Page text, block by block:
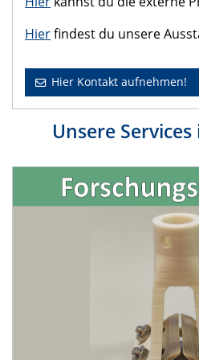
Hierfindest du unsere
Hier Kontakt aufnehmen!
Unsere